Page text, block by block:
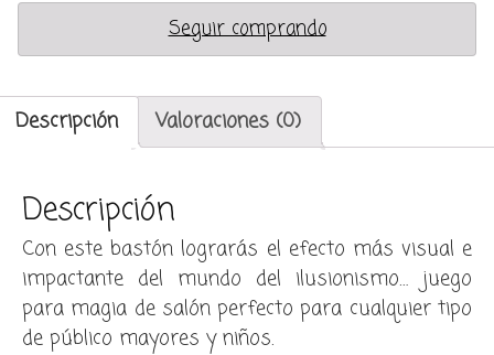
cantidad
Seguir comprando
Descripción Valoraciones (0)
Descripción
Con este bastón lograrás el efecto más visual e
impactante del mundo del ilusionismo… juego
para magia de salón perfecto para cualquier tipo
de público mayores y niños.